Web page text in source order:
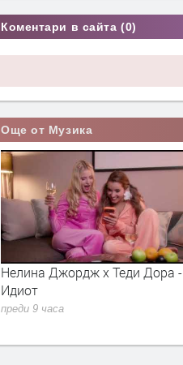
Коментари в сайта (0)
Още от Музика
Нелина Джордж x Теди Дора -
Идиот
преди 9 часа